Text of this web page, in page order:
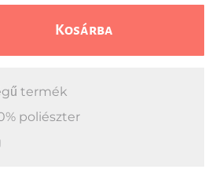
Kosárba
termék
poliészter